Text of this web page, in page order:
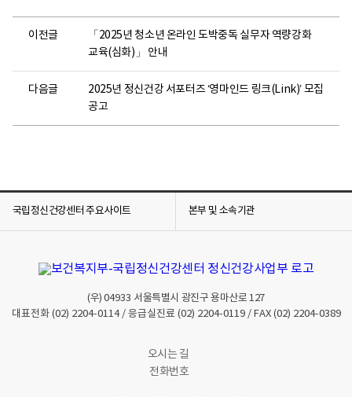
이전글
「2025년 청소년 온라인 도박중독 실무자 역량강화
교육(심화)」 안내
다음글
2025년 정신건강 서포터즈 ‘영마인드 링크(Link)’ 모집
공고
국립정신건강센터 주요사이트 본부 및 소속기관
(우)04933 서울특별시 광진구 용마산로 127
대표전화 (02) 2204-0114/ 응급실진료 (02) 2204-0119/ FAX (02) 2204-0389
오시는 길
전화번호